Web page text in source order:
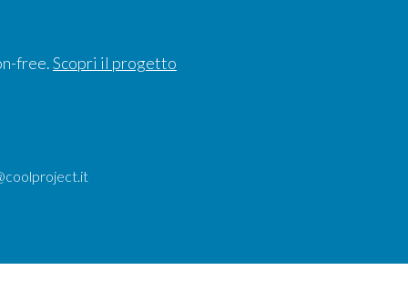
free.Scopri il progetto